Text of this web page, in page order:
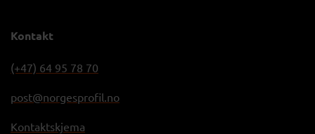
Kontakt
(+47) 64 95 78 70
post@norgesprofil.no
Kontaktskjema